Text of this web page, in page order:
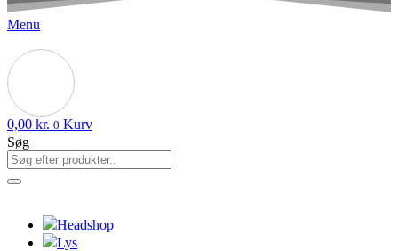
Menu
0,00 kr. 0 Kurv
Søg
Headshop
Lys